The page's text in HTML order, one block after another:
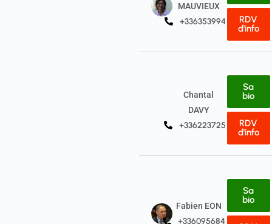
MAUVIEUX
+33635399415
RDV
d'info
Chantal
DAVY
+33622372512
Sa
bio
RDV
d'info
Fabien EON
+33609568484
Sa
bio